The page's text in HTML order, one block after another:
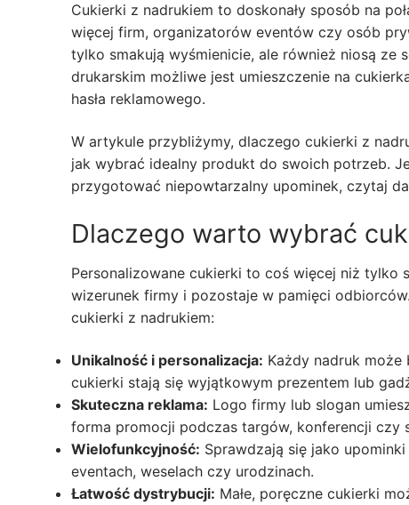
Cukierki z nadrukiem to doskonały sposób na
więcej firm, organizatorów eventów czy osób
tylko smakują wyśmienicie, ale również niosą
drukarskim możliwe jest umieszczenie na
hasła reklamowego.
W artykule przybliżymy, dlaczego cukierki z
jak wybrać idealny produkt do swoich potrzeb.
przygotować niepowtarzalny upominek, czytaj
Dlaczego warto wybrać
Personalizowane cukierki to coś więcej niż tylko
wizerunek firmy i pozostaje w pamięci
cukierki z nadrukiem:
Unikalność i personalizacja: Każdy nadruk
cukierki stają się wyjątkowym prezentem lub
Skuteczna reklama: Logo firmy lub slogan
forma promocji podczas targów, konferencji czy
Wielofunkcyjność: Sprawdzają się jako
eventach, weselach czy urodzinach.
Łatwość dystrybucji: Małe, poręczne cukierki